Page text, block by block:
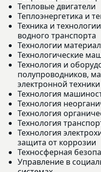
Тепловые двигатели
Теплоэнергетика и
Техника и
водного транспорта
Технологии
Технологические
Технология и
полупроводников,
электронной техники
Технология
Технология
Технология
Технология
Технология
защита от коррозии
Техносферная
Управление в